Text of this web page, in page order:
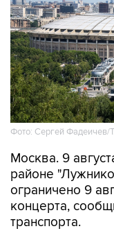
Фото: Сергей Фадеичев/
Москва. 9
районе
ограничено 9
концерта,
транспорта.